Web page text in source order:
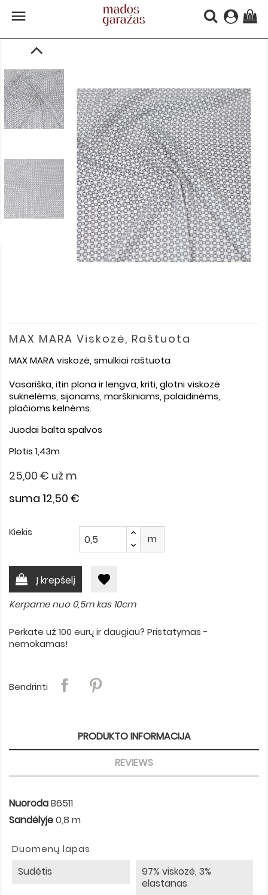
 (0)
MAX MARA Viskozė, Raštuota
MAX MARA viskozė, smulkiai raštuota
Vasariška, itin plona ir lengva, kriti, glotni viskozė
suknelėms, sijonams, marškiniams, palaidinėms,
plačioms kelnėms.
Juodai balta spalvos
Plotis 1,43m
25,00 € už m
suma 12,50 €
Kiekis
m
Į krepšelį favorite
Kerpame nuo 0,5m kas 10cm
Perkate už 100 eurų ir daugiau? Pristatymas -
nemokamas!
Bendrinti
PRODUKTO INFORMACIJA
REVIEWS
NuorodaB6511
Sandėlyje0,8 m
Duomenų lapas
Sudėtis
97% viskozė, 3%
elastanas